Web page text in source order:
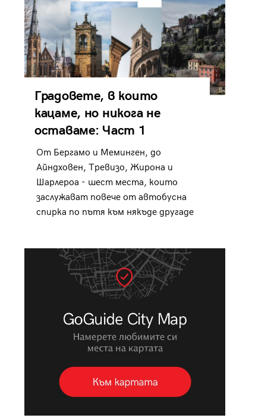
Градовете, в които
кацаме, но никога не
оставаме: Част 1
От Бергамо и Меминген, до
Айндховен, Тревизо, Жирона и
Шарлероа - шест места, които
заслужават повече от автобусна
спирка по пътя към някъде другаде